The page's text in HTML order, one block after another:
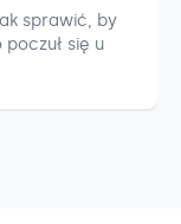
sprawić, by
się u